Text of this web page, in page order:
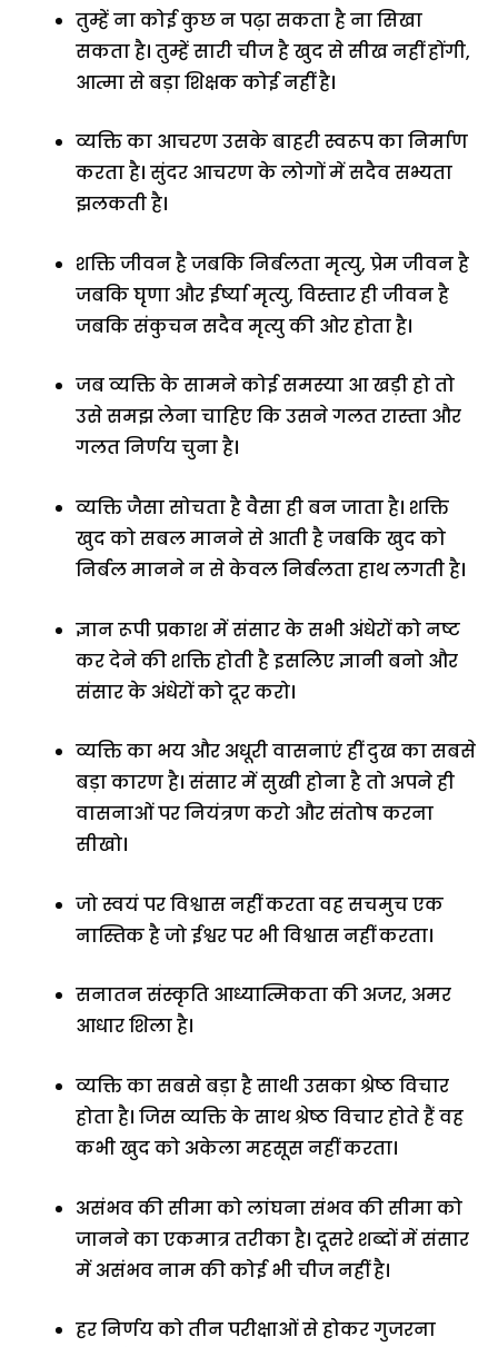
तुम्हें ना कोई कुछ न पढ़ा सकता है ना सिखा
सकता है। तुम्हें सारी चीज है खुद से सीख नहीं होंगी,
आत्मा से बड़ा शिक्षक कोई नहीं है।
व्यक्ति का आचरण उसके बाहरी स्वरूप का निर्माण
करता है। सुंदर आचरण के लोगों में सदैव सभ्यता
झलकती है।
शक्ति जीवन है जबकि निर्बलता मृत्यु, प्रेम जीवन है
जबकि घृणा और ईर्ष्या मृत्यु, विस्तार ही जीवन है
जबकि संकुचन सदैव मृत्यु की ओर होता है।
जब व्यक्ति के सामने कोई समस्या आ खड़ी हो तो
उसे समझ लेना चाहिए कि उसने गलत रास्ता और
गलत निर्णय चुना है।
व्यक्ति जैसा सोचता है वैसा ही बन जाता है। शक्ति
खुद को सबल मानने से आती है जबकि खुद को
निर्बल मानने न से केवल निर्बलता हाथ लगती है।
ज्ञान रूपी प्रकाश में संसार के सभी अंधेरों को नष्ट
कर देने की शक्ति होती है इसलिए ज्ञानी बनो और
संसार के अंधेरों को दूर करो।
व्यक्ति का भय और अधूरी वासनाएं हीं दुख का सबसे
बड़ा कारण है। संसार में सुखी होना है तो अपने ही
वासनाओं पर नियंत्रण करो और संतोष करना
सीखो।
जो स्वयं पर विश्वास नहीं करता वह सचमुच एक
नास्तिक है जो ईश्वर पर भी विश्वास नहीं करता।
सनातन संस्कृति आध्यात्मिकता की अजर, अमर
आधार शिला है।
व्यक्ति का सबसे बड़ा है साथी उसका श्रेष्ठ विचार
होता है। जिस व्यक्ति के साथ श्रेष्ठ विचार होते हैं वह
कभी खुद को अकेला महसूस नहीं करता।
असंभव की सीमा को लांघना संभव की सीमा को
जानने का एकमात्र तरीका है। दूसरे शब्दों में संसार
में असंभव नाम की कोई भी चीज नहीं है।
हर निर्णय को तीन परीक्षाओं से होकर गुजरना